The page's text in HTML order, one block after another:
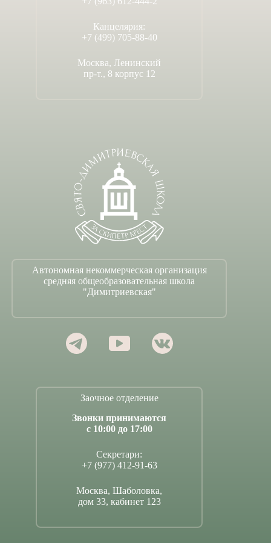
Канцелярия:
+7 (499) 705-88-40
Москва, Ленинский
пр-т., 8 корпус 12
Автономная некоммерческая организация
средняя общеобразовательная школа
"Димитриевская"
Заочное отделение
Звонки принимаются
с 10:00 до 17:00
Секретари:
+7 (977) 412-91-63
Москва, Шаболовка,
дом 33, кабинет 123